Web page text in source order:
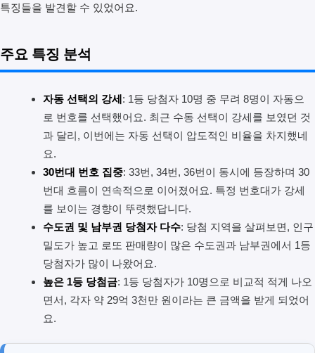
특징들을 발견할 수 있었어요.
주요 특징 분석
자동 선택의 강세: 1등 당첨자 10명 중 무려 8명이 자동으
로 번호를 선택했어요. 최근 수동 선택이 강세를 보였던 것
과 달리, 이번에는 자동 선택이 압도적인 비율을 차지했네
요.
30번대 번호 집중: 33번, 34번, 36번이 동시에 등장하며 30
번대 흐름이 연속적으로 이어졌어요. 특정 번호대가 강세
를 보이는 경향이 뚜렷했답니다.
수도권 및 남부권 당첨자 다수: 당첨 지역을 살펴보면, 인구
밀도가 높고 로또 판매량이 많은 수도권과 남부권에서 1등
당첨자가 많이 나왔어요.
높은 1등 당첨금: 1등 당첨자가 10명으로 비교적 적게 나오
면서, 각자 약 29억 3천만 원이라는 큰 금액을 받게 되었어
요.